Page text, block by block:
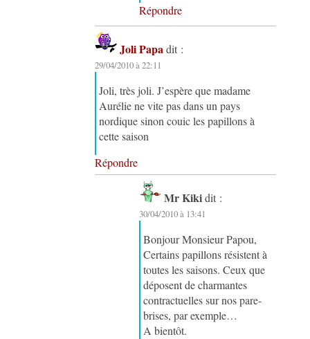
Répondre
Joli Papa dit :
29/04/2010 à 22:11
Joli, très joli. J’espère que madame
Aurélie ne vite pas dans un pays
nordique sinon couic les papillons à
cette saison
Répondre
Mr Kiki dit :
30/04/2010 à 13:41
Bonjour Monsieur Papou,
Certains papillons résistent à
toutes les saisons. Ceux que
déposent de charmantes
contractuelles sur nos pare-
brises, par exemple…
A bientôt.